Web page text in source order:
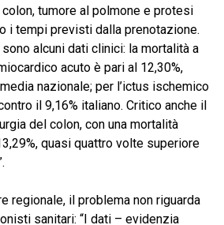
tumore al polmone e protesi
i tempi previsti dalla prenotazione.
alcuni dati clinici: la mortalità a
acuto è pari al 12,30%,
nazionale; per l’ictus ischemico
il 9,16% italiano. Critico anche il
del colon, con una mortalità
quasi quattro volte superiore
regionale, il problema non riguarda
sanitari: “I dati – evidenzia